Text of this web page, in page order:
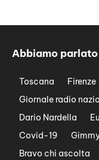
Abbiamo
Toscana Firenze
Giornale radio
Dario Nardella
Covid-19
Bravo chi ascolta